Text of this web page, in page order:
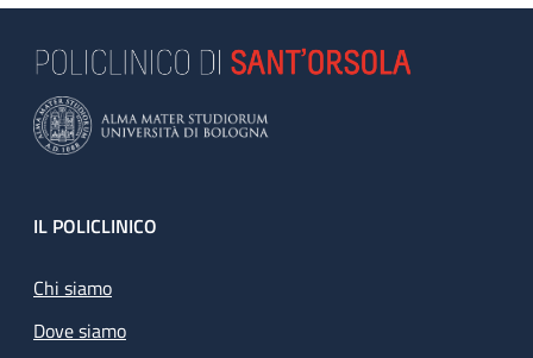
Footer
IL POLICLINICO
Chi siamo
Dove siamo